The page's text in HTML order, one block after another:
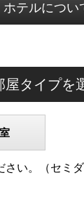
ホテルについ
屋タイプを
い。（セミ